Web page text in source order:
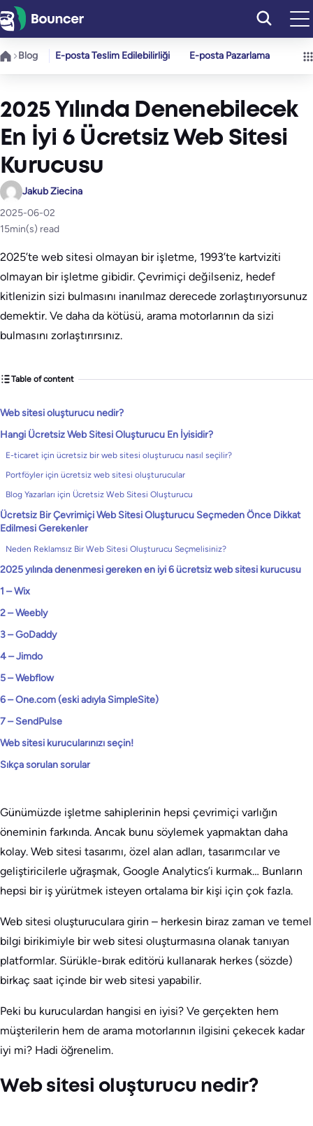
İçeriğe
geç
Blog E-posta Teslim Edilebilirliği E-posta Pazarlama
2025 Yılında Denenebilecek
En İyi 6 Ücretsiz Web Sitesi
Kurucusu
Jakub Ziecina
2025-06-02
15min(s) read
2025’te web sitesi olmayan bir işletme, 1993’te kartviziti
olmayan bir işletme gibidir. Çevrimiçi değilseniz, hedef
kitlenizin sizi bulmasını inanılmaz derecede zorlaştırıyorsunuz
demektir. Ve daha da kötüsü, arama motorlarının da sizi
bulmasını zorlaştırırsınız.
Table of content
Web sitesi oluşturucu nedir?
Hangi Ücretsiz Web Sitesi Oluşturucu En İyisidir?
E-ticaret için ücretsiz bir web sitesi oluşturucu nasıl seçilir?
Portföyler için ücretsiz web sitesi oluşturucular
Blog Yazarları için Ücretsiz Web Sitesi Oluşturucu
Ücretsiz Bir Çevrimiçi Web Sitesi Oluşturucu Seçmeden Önce Dikkat
Edilmesi Gerekenler
Neden Reklamsız Bir Web Sitesi Oluşturucu Seçmelisiniz?
2025 yılında denenmesi gereken en iyi 6 ücretsiz web sitesi kurucusu
1 – Wix
2 – Weebly
3 – GoDaddy
4 – Jimdo
5 – Webflow
6 – One.com (eski adıyla SimpleSite)
7 – SendPulse
Web sitesi kurucularınızı seçin!
Sıkça sorulan sorular
Günümüzde işletme sahiplerinin hepsi çevrimiçi varlığın
öneminin farkında. Ancak bunu söylemek yapmaktan daha
kolay. Web sitesi tasarımı, özel alan adları, tasarımcılar ve
geliştiricilerle uğraşmak, Google Analytics’i kurmak… Bunların
hepsi bir iş yürütmek isteyen ortalama bir kişi için çok fazla.
Web sitesi oluşturuculara girin – herkesin biraz zaman ve temel
bilgi birikimiyle bir web sitesi oluşturmasına olanak tanıyan
platformlar. Sürükle-bırak editörü kullanarak herkes (sözde)
birkaç saat içinde bir web sitesi yapabilir.
Peki bu kuruculardan hangisi en iyisi? Ve gerçekten hem
müşterilerin hem de arama motorlarının ilgisini çekecek kadar
iyi mi? Hadi öğrenelim.
Web sitesi oluşturucu nedir?